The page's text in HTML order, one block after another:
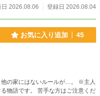
ダリ夫の、秘密のディシスパラブ！
日 2026.08.06
登録日 2026.08.04
お気に入り追加 45
家にはないルールが…。 ※主人
物語です。 苦手な方はご注意くだ